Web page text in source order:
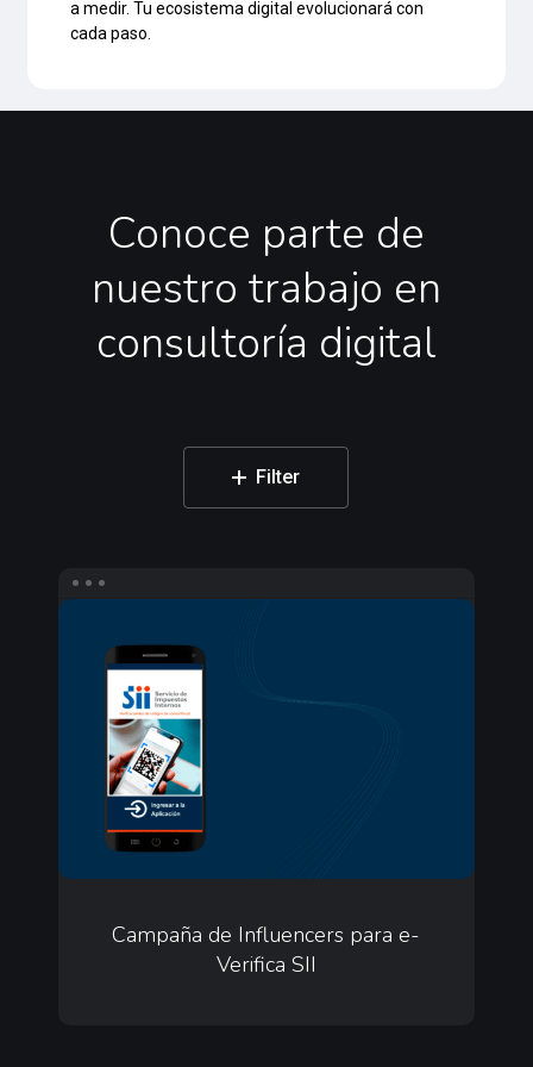
a medir. Tu ecosistema digital evolucionará con
cada paso.
Conoce parte de
nuestro trabajo en
consultoría digital
Filter
Campaña
Influencers
Verifica
de
Influencers
Campaña de Influencers para e-
Verifica SII